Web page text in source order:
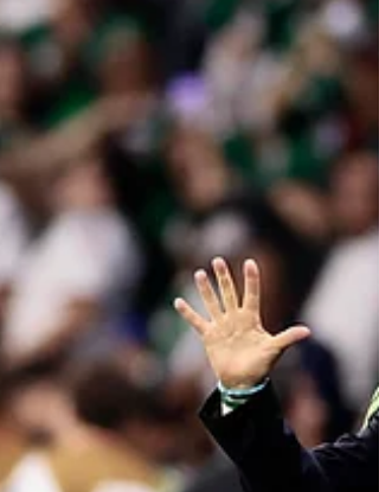
nacionales. El certamen coorganizado
Estados Unidos, México y Canadá está
dejando una huella imborrable gracias a
registros goleadores espectaculares,
rendimientos indivi